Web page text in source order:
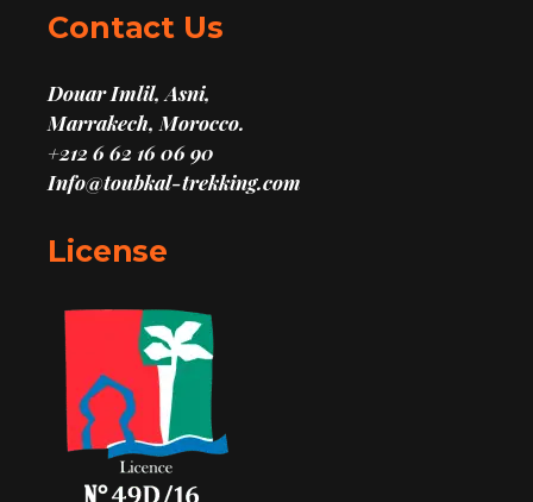
Contact Us
Douar Imlil, Asni,
Marrakech, Morocco.
+212 6 62 16 06 90
Info@toubkal-trekking.com
License